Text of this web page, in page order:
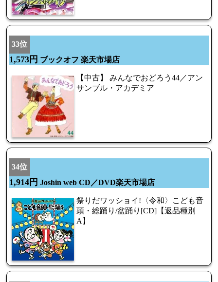
33位
1,573円 ブックオフ 楽天市場店
【中古】 みんなでおどろう44／アン
サンブル・アカデミア
34位
1,914円 Joshin web CD／DVD楽天市場店
祭りだワッショイ!〈令和〉こども音
頭・総踊り/盆踊り[CD]【返品種別
A】